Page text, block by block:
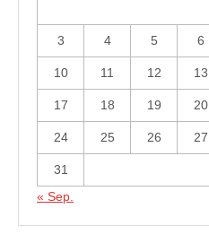
3 4 5 6
10 11 12 13
17 18 19 20
24 25 26 27
31
« Sep.